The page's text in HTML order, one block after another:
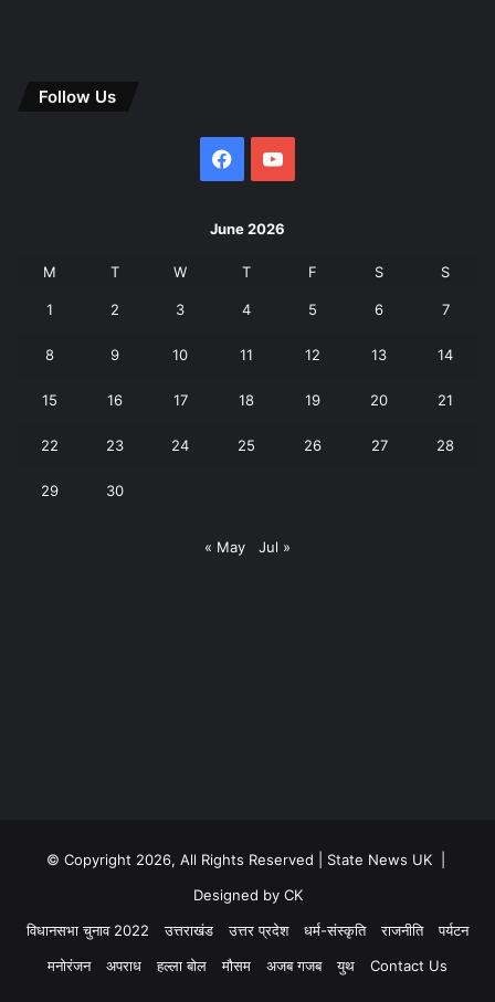
Follow Us
Facebook
June 2026
M T W T F S S
1 2 3 4 5 6 7
8 9 10 11 12 13 14
15 16 17 18 19 20 21
22 23 24 25 26 27 28
29 30
« May Jul »
© Copyright 2026, All Rights Reserved | State News UK |
Designed by CK
विधानसभा चुनाव 2022
उत्तराखंड उत्तर प्रदेश धर्म-संस्कृति राजनीति
पर्यटन
मनोरंजन
अपराध हल्ला बोल मौसम अजब गजब युथ Contact Us